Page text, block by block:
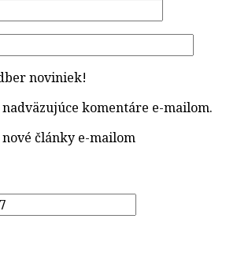
noviniek!
komentáre e-mailom.
články e-mailom